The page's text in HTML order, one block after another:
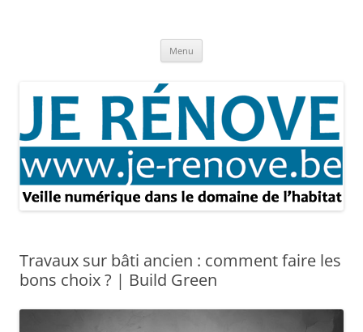
Menu
Travaux sur bâti ancien : comment faire les
bons choix ? | Build Green